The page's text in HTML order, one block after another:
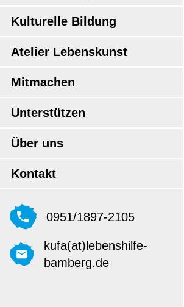
Kulturelle Bildung
Atelier Lebenskunst
Mitmachen
Unterstützen
Über uns
Kontakt
0951/1897-2105
kufa(at)lebenshilfe-
bamberg.de